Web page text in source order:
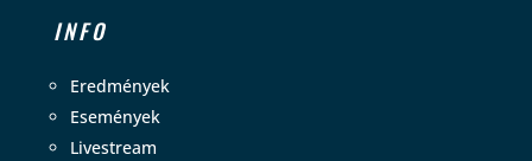
INFO
Eredmények
Események
Livestream